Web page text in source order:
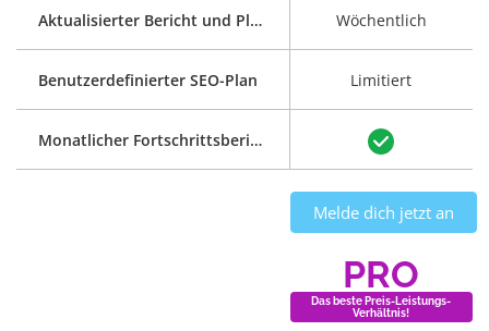
Aktualisierter Bericht und Plan
Benutzerdefinierter SEO-Plan
Monatlicher Fortschrittsbericht
Wöchentlich
Limitiert
Melde dich jetzt an
PRO
Das beste Preis-Leistungs-
Verhältnis!